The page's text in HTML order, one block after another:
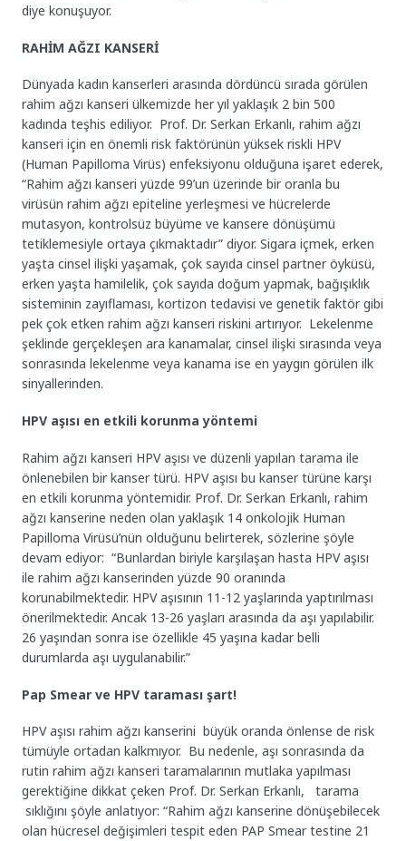
diye konuşuyor.
RAHİM AĞZI KANSERİ
Dünyada kadın kanserleri arasında dördüncü sırada görülen
rahim ağzı kanseri ülkemizde her yıl yaklaşık 2 bin 500
kadında teşhis ediliyor. Prof. Dr. Serkan Erkanlı, rahim ağzı
kanseri için en önemli risk faktörünün yüksek riskli HPV
(Human Papilloma Virüs) enfeksiyonu olduğuna işaret ederek,
“Rahim ağzı kanseri yüzde 99’un üzerinde bir oranla bu
virüsün rahim ağzı epiteline yerleşmesi ve hücrelerde
mutasyon, kontrolsüz büyüme ve kansere dönüşümü
tetiklemesiyle ortaya çıkmaktadır” diyor. Sigara içmek, erken
yaşta cinsel ilişki yaşamak, çok sayıda cinsel partner öyküsü,
erken yaşta hamilelik, çok sayıda doğum yapmak, bağışıklık
sisteminin zayıflaması, kortizon tedavisi ve genetik faktör gibi
pek çok etken rahim ağzı kanseri riskini artırıyor. Lekelenme
şeklinde gerçekleşen ara kanamalar, cinsel ilişki sırasında veya
sonrasında lekelenme veya kanama ise en yaygın görülen ilk
sinyallerinden.
HPV aşısı en etkili korunma yöntemi
Rahim ağzı kanseri HPV aşısı ve düzenli yapılan tarama ile
önlenebilen bir kanser türü. HPV aşısı bu kanser türüne karşı
en etkili korunma yöntemidir. Prof. Dr. Serkan Erkanlı, rahim
ağzı kanserine neden olan yaklaşık 14 onkolojik Human
Papilloma Virüsü’nün olduğunu belirterek, sözlerine şöyle
devam ediyor: “Bunlardan biriyle karşılaşan hasta HPV aşısı
ile rahim ağzı kanserinden yüzde 90 oranında
korunabilmektedir. HPV aşısının 11-12 yaşlarında yaptırılması
önerilmektedir. Ancak 13-26 yaşları arasında da aşı yapılabilir.
26 yaşından sonra ise özellikle 45 yaşına kadar belli
durumlarda aşı uygulanabilir.”
Pap Smear ve HPV taraması şart!
HPV aşısı rahim ağzı kanserini büyük oranda önlense de risk
tümüyle ortadan kalkmıyor. Bu nedenle, aşı sonrasında da
rutin rahim ağzı kanseri taramalarının mutlaka yapılması
gerektiğine dikkat çeken Prof. Dr. Serkan Erkanlı,
tarama
sıklığını şöyle anlatıyor: “Rahim ağzı kanserine dönüşebilecek
olan hücresel değişimleri tespit eden PAP Smear testine 21